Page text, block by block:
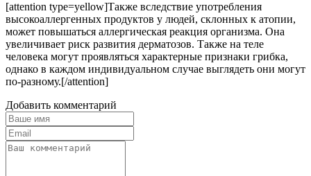
[attention type=yellow]Также вследствие употребления
высокоаллергенных продуктов у людей, склонных к атопии,
может повышаться аллергическая реакция организма. Она
увеличивает риск развития дерматозов. Также на теле
человека могут проявляться характерные признаки грибка,
однако в каждом индивидуальном случае выглядеть они могут
по-разному.[/attention]
Добавить комментарий